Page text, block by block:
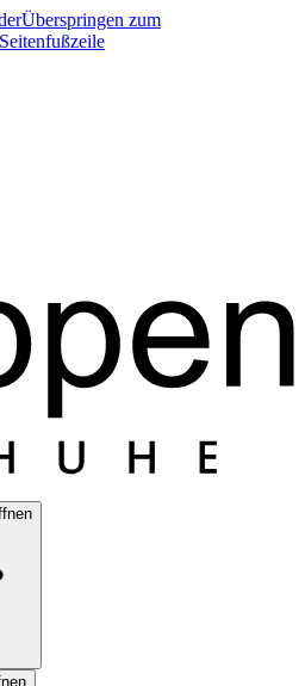
Überspringen zum